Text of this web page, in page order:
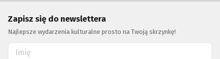
Zapisz się do newslettera
Najlepsze wydarzenia kulturalne prosto na Twoją skrzynkę!